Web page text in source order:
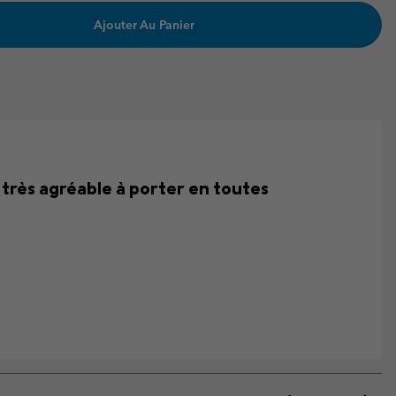
Ajouter Au Panier
agréable à porter en toutes